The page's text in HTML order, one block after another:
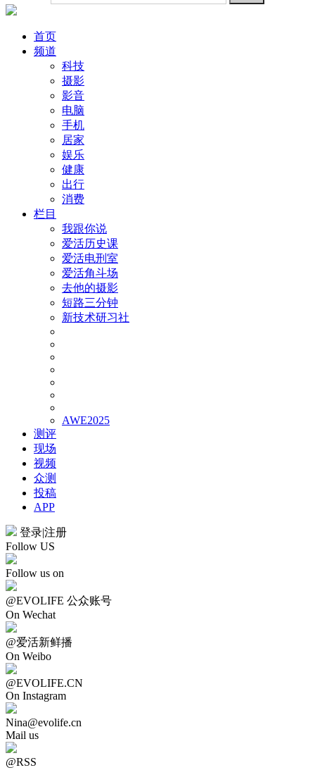
首页
频道
科技
摄影
影音
电脑
手机
居家
娱乐
健康
出行
消费
栏目
我跟你说
爱活历史课
爱活电刑室
爱活角斗场
去他的摄影
短路三分钟
新技术研习社
AWE2025
测评
现场
视频
众测
投稿
APP
登录|注册
Follow US
Follow us on
@EVOLIFE 公众账号
On Wechat
@爱活新鲜播
On Weibo
@EVOLIFE.CN
On Instagram
Nina@evolife.cn
Mail us
@RSS